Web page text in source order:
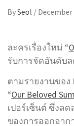
BySeol / December
ละครเรื่องใหม่ “
รับการจัดอันดับ
ตามรายงานของ
“Our Beloved
เปอร์เซ็นต์ ซึ่งลด
ของการออกอาก